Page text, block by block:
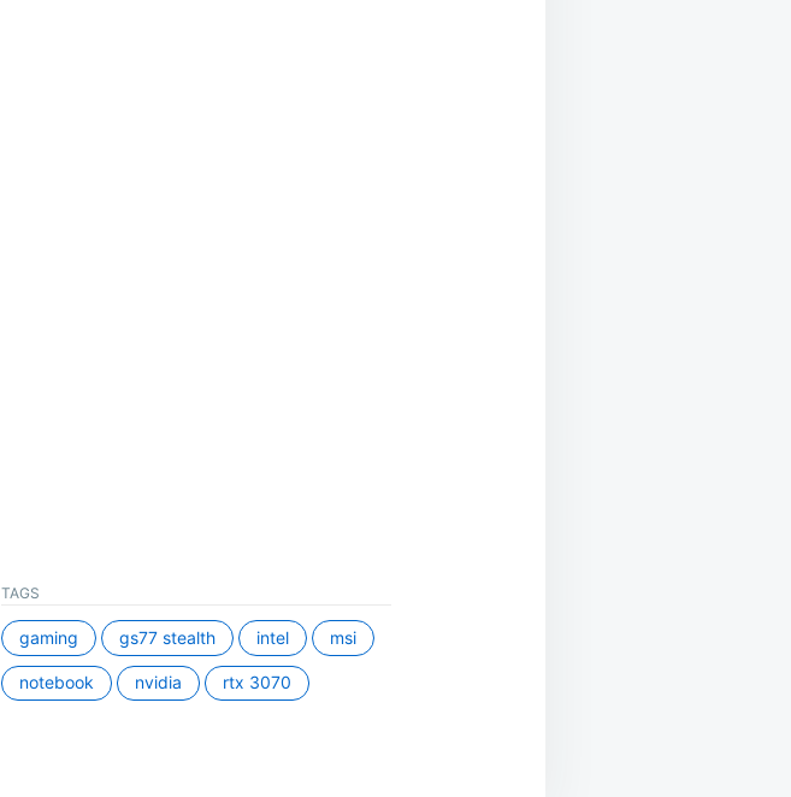
TAGS
gaming gs77 stealth intel msi
notebook nvidia rtx 3070